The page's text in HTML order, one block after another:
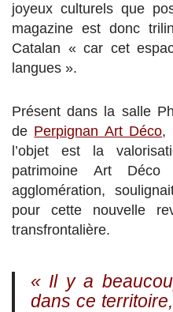
joyeux culturels que
magazine est donc
Catalan « car cet
langues ».
Présent dans la salle
de Perpignan Art Déco,
l’objet est la
patrimoine Art
agglomération,
pour cette nouvelle
transfrontalière.
« Il y a
dans ce